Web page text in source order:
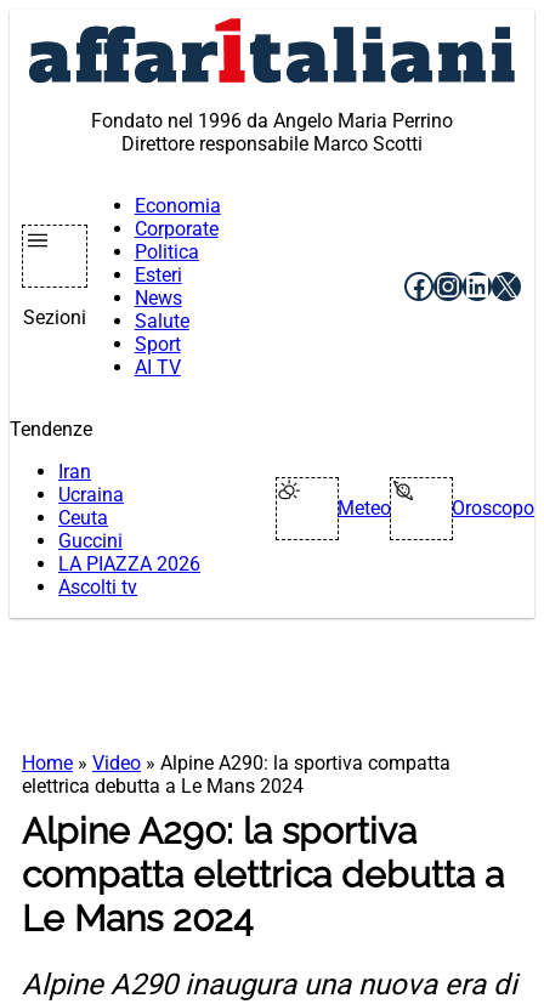
contenuto
Fondato nel 1996 da Angelo Maria Perrino
Direttore responsabile Marco Scotti
Sezioni
Economia
Corporate
Politica
Esteri
News
Salute
Sport
AI TV
Facebook
X
Tendenze
Iran
Ucraina
Ceuta
Guccini
LA PIAZZA 2026
Ascolti tv
Meteo Oroscopo
Home » Video » Alpine A290: la sportiva compatta
elettrica debutta a Le Mans 2024
Alpine A290: la sportiva
compatta elettrica debutta a
Le Mans 2024
Alpine A290 inaugura una nuova era di